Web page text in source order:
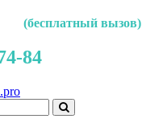
(бесплатный вызов)
84